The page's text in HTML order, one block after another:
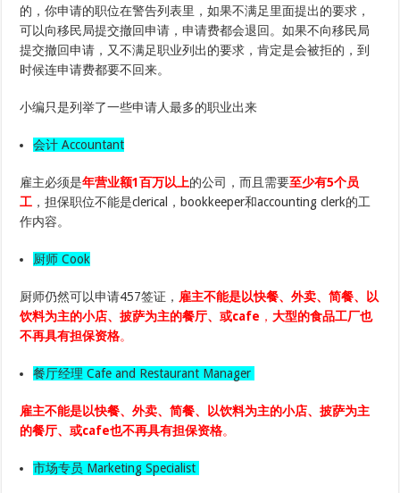
的，你申请的职位在警告列表里，如果不满足里面提出的要求，
可以向移民局提交撤回申请，申请费都会退回。如果不向移民局
提交撤回申请，又不满足职业列出的要求，肯定是会被拒的，到
时候连申请费都要不回来。
小编只是列举了一些申请人最多的职业出来
会计 Accountant
雇主必须是年营业额1百万以上的公司，而且需要至少有5个员
工 ，担保职位不能是clerical，bookkeeper和accounting clerk的工
作内容。
厨师 Cook
厨师仍然可以申请457签证， 雇主不能是以快餐、外卖、简餐、以
饮料为主的小店、披萨为主的餐厅、或cafe ，大型的食品工厂也
不再具有担保资格。
餐厅经理 Cafe and Restaurant Manager
雇主不能是以快餐、外卖、简餐、以饮料为主的小店、披萨为主
的餐厅、或cafe也不再具有担保资格。
市场专员 Marketing Specialist